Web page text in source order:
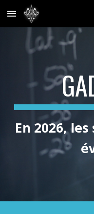
Skip to main content
En 2026,